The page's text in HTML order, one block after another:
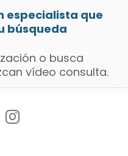
especialista que
búsqueda
o busca
vídeo consulta.